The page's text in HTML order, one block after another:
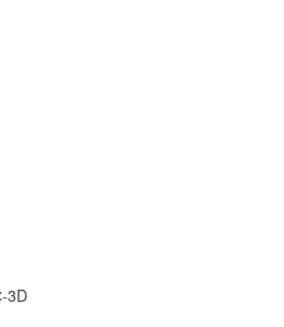
3D